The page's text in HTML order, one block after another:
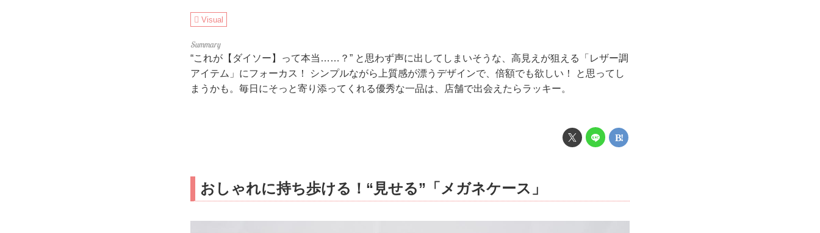
Visual
“これが【ダイソー】って本当……？” と思わず声に出してしまいそうな、高見えが狙える「レザー調
アイテム」にフォーカス！ シンプルながら上質感が漂うデザインで、倍額でも欲しい！ と思ってし
まうかも。毎日にそっと寄り添ってくれる優秀な一品は、店舗で出会えたらラッキー。
おしゃれに持ち歩ける！“見せる”「メガネケース」